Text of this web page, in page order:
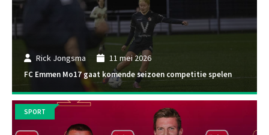
Rick Jongsma 11 mei 2026
FC Emmen Mo17 gaat komende seizoen competitie spelen
SPORT